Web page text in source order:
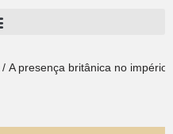
/ A presença britânica no